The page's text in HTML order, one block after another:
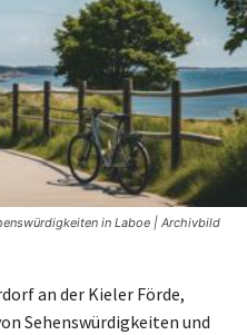
in Laboe | Archivbild
an der Kieler Förde,
Sehenswürdigkeiten und